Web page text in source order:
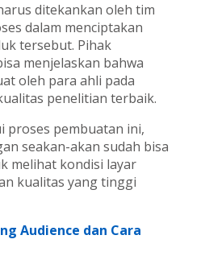
ditekankan oleh tim
dalam menciptakan
tersebut. Pihak
menjelaskan bahwa
oleh para ahli pada
penelitian terbaik.
proses pembuatan ini,
seakan-akan sudah bisa
melihat kondisi layar
kualitas yang tinggi
Audience dan Cara